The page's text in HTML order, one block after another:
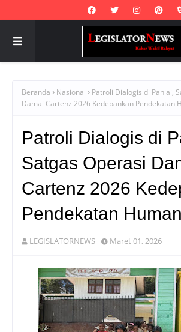
Beranda Nasional
Patroli Dialogis di Paniai,
Damai Cartenz 2026 Kedepankan Pendekatan
Patroli Dialogis di
Satgas Operasi
Cartenz 2026
Pendekatan
LEGISLATORNEWS Maret 01, 2026